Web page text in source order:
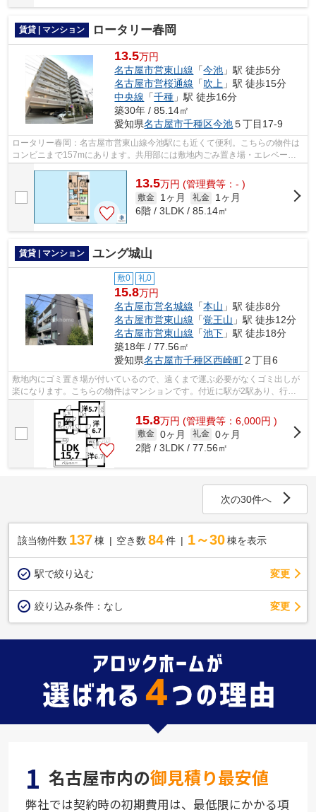
賃貸 | マンション ロータリー春岡
13.5万円
名古屋市営東山線 「今池 」駅 徒歩5分
名古屋市営桜通線 「吹上 」駅 徒歩15分
中央線 「千種 」駅 徒歩16分
築30年 / 85.14㎡
愛知県名古屋市千種区今池５丁目17-9
ロータリー春岡：名古屋市営東山線今池駅にも近くて便利。こちらの物件は
コンビニまで157mにあります。共用部には敷地内ごみ置き場・エレベータ
などが揃っております。2駅利用可能でと...
13.5万円 (管理費等：- )
敷金 1ヶ月 礼金
1ヶ月
6階 / 3LDK / 85.14㎡
賃貸 | マンション ユング城山
敷0 礼0
15.8万円
名古屋市営名城線 「本山 」駅 徒歩8分
名古屋市営東山線 「覚王山 」駅 徒歩12分
名古屋市営東山線 「池下 」駅 徒歩18分
築18年 / 77.56㎡
愛知県名古屋市千種区西崎町２丁目6
敷地内にゴミ置き場が付いているので、遠くまで運ぶ必要がなくゴミ出しが
楽になります。こちらの物件はマンションです。付近に駅が2駅あり、行き
先に応じて使い分けができます。最上階...
15.8万円 (管理費等：6,000円 )
敷金 0ヶ月 礼金 0ヶ月
2階 / 3LDK / 77.56㎡
次の30件へ
該当物件数 137棟 空き数 84 件 1～30 棟を表示
駅で絞り込む 変更
絞り込み条件： なし 変更
1 名古屋市内の御見積り最安値
弊社では契約時の初期費用は、最低限にかかる項